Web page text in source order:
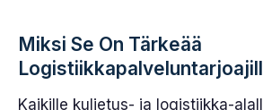
Miksi Se On Tärkeää
Kaikille kuljetus- ja logistiikka-